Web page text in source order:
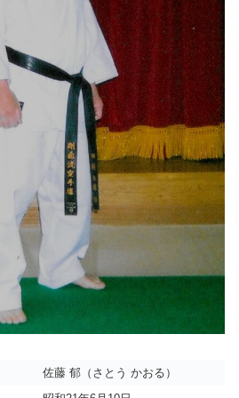
佐藤 郁（さとう かおる）